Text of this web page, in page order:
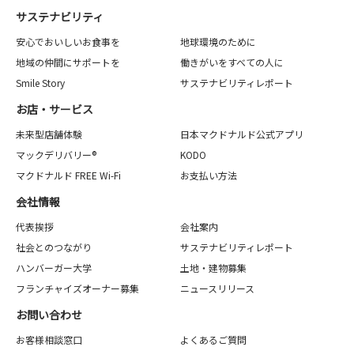
サステナビリティ
安心でおいしいお食事を
地球環境のために
地域の仲間にサポートを
働きがいをすべての人に
Smile Story
サステナビリティレポート
お店・サービス
未来型店舗体験
日本マクドナルド公式アプリ
マックデリバリー®
KODO
マクドナルド FREE Wi-Fi
お支払い方法
会社情報
代表挨拶
会社案内
社会とのつながり
サステナビリティレポート
ハンバーガー大学
土地・建物募集
フランチャイズオーナー募集
ニュースリリース
お問い合わせ
お客様相談窓口 よくあるご質問